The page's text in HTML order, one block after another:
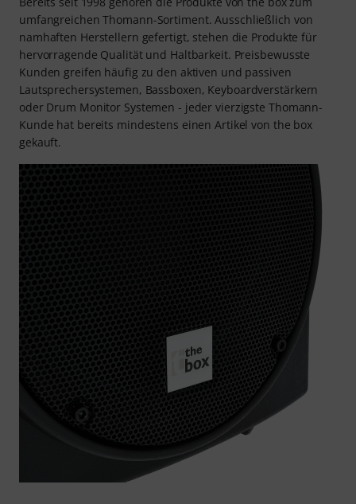
umfangreichen Thomann-Sortiment. Ausschließlich von
namhaften Herstellern gefertigt, stehen die Produkte für
hervorragende Qualität und Haltbarkeit. Preisbewusste
Kunden greifen häufig zu den aktiven und passiven
Lautsprechersystemen, Bassboxen, Keyboardverstärkern
oder Drum Monitor Systemen - jeder vierzigste Thomann-
Kunde hat bereits mindestens einen Artikel von the box
gekauft.